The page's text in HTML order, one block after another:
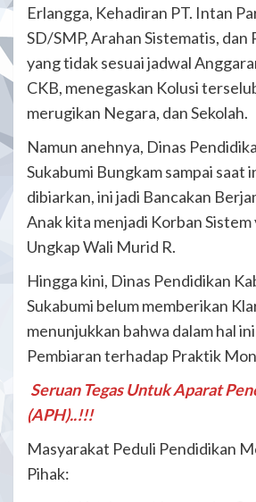
Erlangga, Kehadiran PT. Intan
SD/SMP, Arahan Sistematis, dan
yang tidak sesuai jadwal
CKB, menegaskan Kolusi
merugikan Negara, dan Sekolah.
Namun anehnya, Dinas
Sukabumi Bungkam sampai saat
dibiarkan, ini jadi Bancakan
Anak kita menjadi Korban Sistem
Ungkap Wali Murid R.
Hingga kini, Dinas Pendidikan
Sukabumi belum memberikan
menunjukkan bahwa dalam hal
Pembiaran terhadap Praktik
Seruan Tegas Untuk Aparat
(APH)..!!!
Masyarakat Peduli Pendidikan
Pihak: